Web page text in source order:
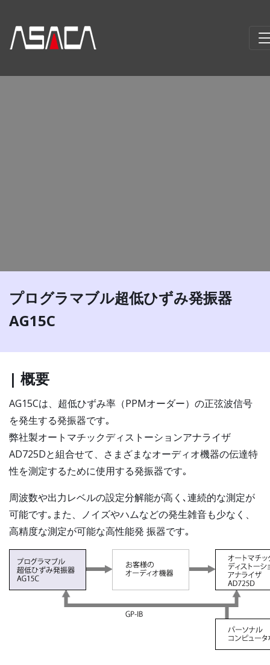
プログラマブル超低ひずみ発振器
AG15C
| 概要
AG15Cは、超低ひずみ率（PPMオーダー）の正弦波信号
を発生する発振器です｡
弊社製オートマチックディストーションアナライザ
AD725Dと組合せて、さまざまなオーディオ機器の伝達特
性を測定するために使用する発振器です｡
周波数や出力レベルの設定分解能が高く､連続的な測定が
可能です｡また、ノイズやハムなどの発生雑音も少なく、
高精度な測定が可能な高性能発 振器です｡